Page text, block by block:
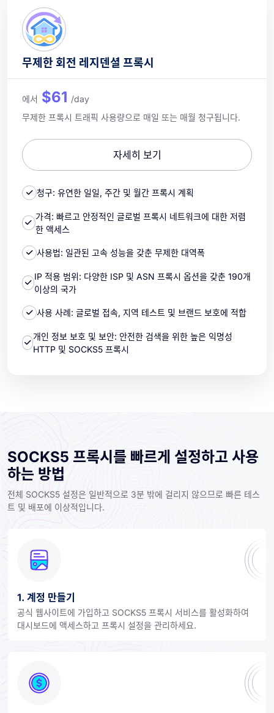
무제한 회전 레지덴셜 프록시
에서 $61 /day
무제한 프록시 트래픽 사용량으로 매일 또는 매월 청구됩니다.
자세히 보기
청구: 유연한 일일, 주간 및 월간 프록시 계획
가격: 빠르고 안정적인 글로벌 프록시 네트워크에 대한 저렴
한 액세스
사용법: 일관된 고속 성능을 갖춘 무제한 대역폭
IP 적용 범위: 다양한 ISP 및 ASN 프록시 옵션을 갖춘 190개
이상의 국가
사용 사례: 글로벌 접속, 지역 테스트 및 브랜드 보호에 적합
개인 정보 보호 및 보안: 안전한 검색을 위한 높은 익명성
HTTP 및 SOCKS5 프록시
SOCKS5 프록시를 빠르게 설정하고 사용
하는 방법
전체 SOCKS5 설정은 일반적으로 3분 밖에 걸리지 않으므로 빠른 테스
트 및 배포에 이상적입니다.
1. 계정 만들기
공식 웹사이트에 가입하고 SOCKS5 프록시 서비스를 활성화하여
대시보드에 액세스하고 프록시 설정을 관리하세요.